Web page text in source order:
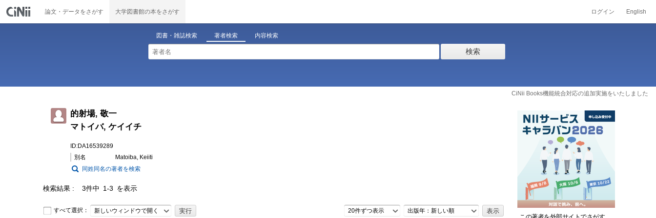
論文・データをさがす 大学図書館の本をさがす ログイン English
図書・雑誌検索 著者検索 内容検索
検索
CiNii Books機能統合対応の追加実施をいたしました
的射場, 敬一
マトイバ, ケイイチ
ID:DA16539289
別名
Matoiba, Keiiti
同姓同名の著者を検索
検索結果 3件中 1-3 を表示
すべて選択： 新しいウィンドウで開く 20件ずつ表示 出版年：新しい順